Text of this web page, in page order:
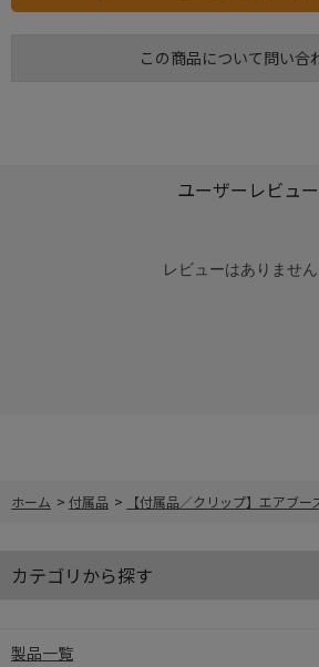
この商品について問い合
ユーザーレビュー
レビューはありません
ホーム > 付属品 > 【付属品／クリップ】エアブー
カテゴリから探す
製品一覧